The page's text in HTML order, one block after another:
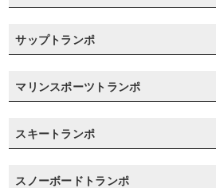
サップトランポ
マリンスポーツトランポ
スキートランポ
スノーボードトランポ